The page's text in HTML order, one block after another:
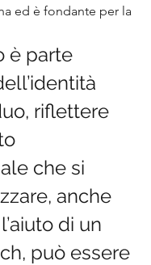
ed è fondante per la
è parte
riflettere
che si
anche
di un
può essere